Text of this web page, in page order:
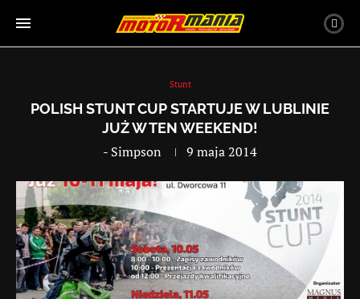
Stunt
POLISH STUNT CUP STARTUJE W LUBLINIE
JUŻ W TEN WEEKEND!
- Simpson 9 maja 2014